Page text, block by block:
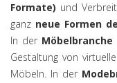
Formate) und
ganz neue Formen
In der Möbelbranche
Gestaltung von
Möbeln. In der